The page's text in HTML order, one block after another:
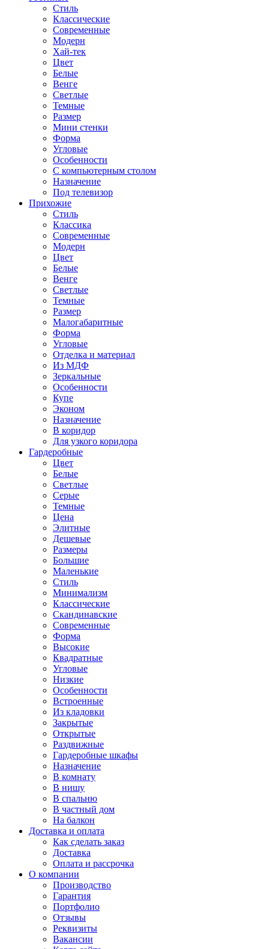
Стиль
Классические
Современные
Модерн
Хай-тек
Цвет
Белые
Венге
Светлые
Темные
Размер
Мини стенки
Форма
Угловые
Особенности
С компьютерным столом
Назначение
Под телевизор
Прихожие
Стиль
Классика
Современные
Модерн
Цвет
Белые
Венге
Светлые
Темные
Размер
Малогабаритные
Форма
Угловые
Отделка и материал
Из МДФ
Зеркальные
Особенности
Купе
Эконом
Назначение
В коридор
Для узкого коридора
Гардеробные
Цвет
Белые
Светлые
Серые
Темные
Цена
Элитные
Дешевые
Размеры
Большие
Маленькие
Стиль
Минимализм
Классические
Скандинавские
Современные
Форма
Высокие
Квадратные
Угловые
Низкие
Особенности
Встроенные
Из кладовки
Закрытые
Открытые
Раздвижные
Гардеробные шкафы
Назначение
В комнату
В нишу
В спальню
В частный дом
На балкон
Доставка и оплата
Как сделать заказ
Доставка
Оплата и рассрочка
О компании
Производство
Гарантия
Портфолио
Отзывы
Реквизиты
Вакансии